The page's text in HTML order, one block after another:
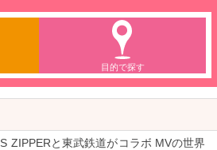
目的で探す
ZIPPERと東武鉄道がコラボ MVの世界